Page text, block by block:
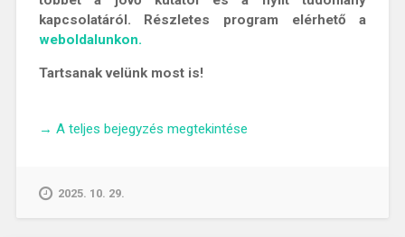
kapcsolatáról. Részletes program elérhető a
weboldalunkon.
Tartsanak velünk most is!
„Nőként
mindig
→ A teljes bejegyzés megtekintése
2025. 10. 29.